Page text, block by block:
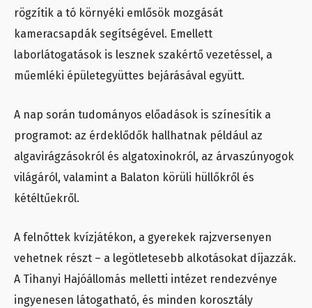
rögzítik a tó környéki emlősök mozgását
kameracsapdák segítségével. Emellett
laborlátogatások is lesznek szakértő vezetéssel, a
műemléki épületegyüttes bejárásával együtt.
A nap során tudományos előadások is színesítik a
programot: az érdeklődők hallhatnak például az
algavirágzásokról és algatoxinokról, az árvaszúnyogok
világáról, valamint a Balaton körüli hüllőkről és
kétéltűekről.
A felnőttek kvízjátékon, a gyerekek rajzversenyen
vehetnek részt – a legötletesebb alkotásokat díjazzák.
A Tihanyi Hajóállomás melletti intézet rendezvénye
ingyenesen látogatható, és minden korosztály